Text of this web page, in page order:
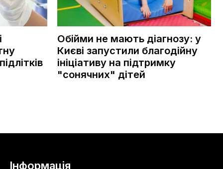
Обійми не мають діагнозу: у
Києві запустили благодійну
ініціативу на підтримку
"сонячних" дітей
Інформація